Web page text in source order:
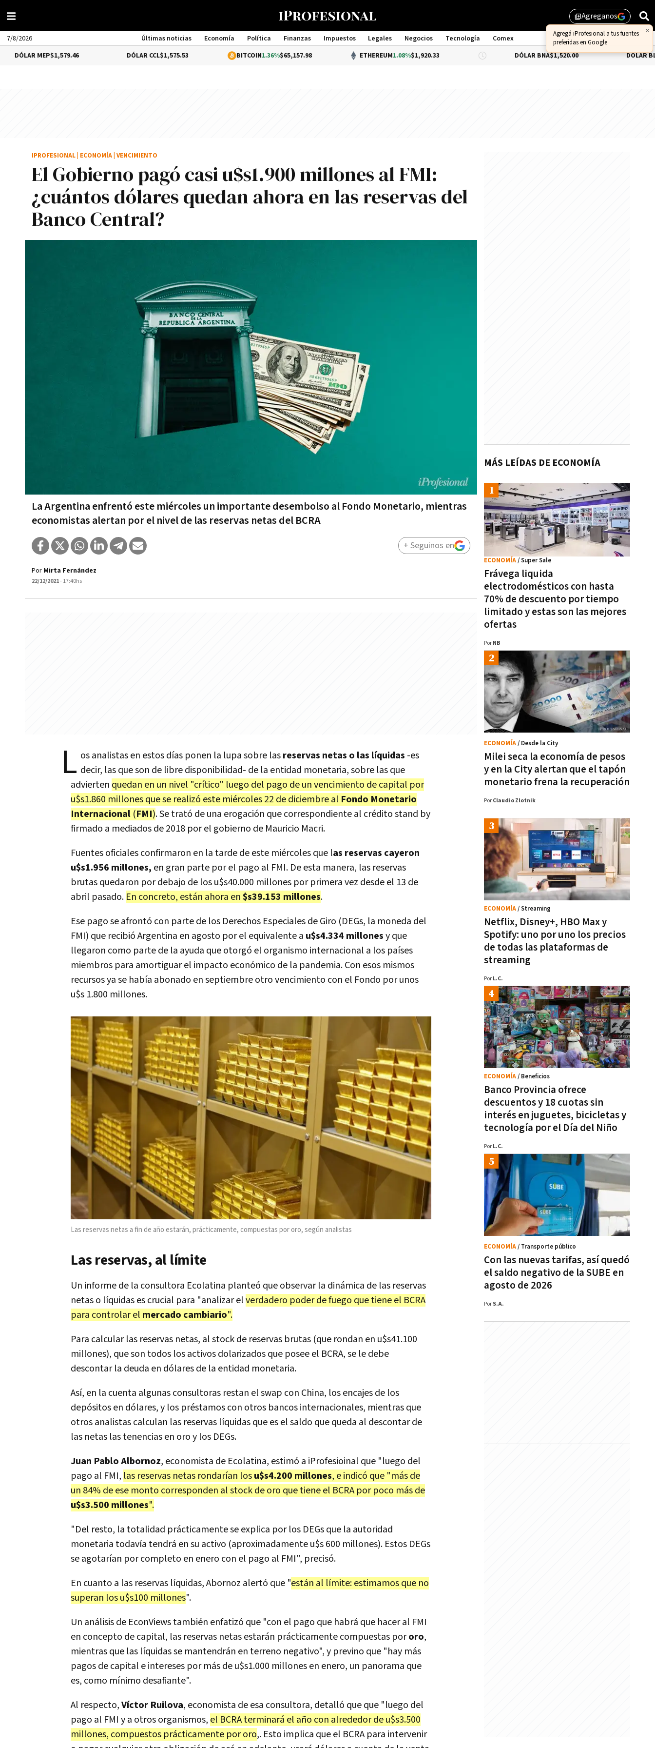
library_addAgreganos
7/8/2026 Últimas noticias Economía Política Finanzas Impuestos Legales Negocios Tecnología
Comex
Management
$1,579.46 $1,575.53 1.36%$65,157.98 ETHEREUM 1.08%$1,920.33 DÓLAR BNA $1,520.00 DÓLAR BLUE-0.66%
El Gobierno pagó casi u$s1.900 millones al FMI:
¿cuántos dólares quedan ahora en las reservas del
Banco Central?
La Argentina enfrentó este miércoles un importante desembolso al Fondo Monetario, mientras
economistas alertan por el nivel de las reservas netas del BCRA
IPROFESIONAL ECONOMÍA VENCIMIENTO
Por Mirta Fernández
22/12/2021- 17:40hs
+ Seguinos en
L os analistas en estos días ponen la lupa sobre lasreservas netas o las líquidas -es
decir, las que son de libre disponibilidad- de la entidad monetaria, sobre las que
advierten quedan en un nivel "crítico" luego del pago de un vencimiento de capital por
u$s1.860 millones que se realizó este miércoles 22 de diciembre al Fondo Monetario
Internacional (FMI). Se trató de una erogación que correspondiente al crédito stand by
firmado a mediados de 2018 por el gobierno de Mauricio Macri.
Fuentes oficiales confirmaron en la tarde de este miércoles que las reservas cayeron
u$s1.956 millones, en gran parte por el pago al FMI. De esta manera, las reservas
brutas quedaron por debajo de los u$s40.000 millones por primera vez desde el 13 de
abril pasado. En concreto, están ahora en$s39.153 millones.
Ese pago se afrontó con parte de los Derechos Especiales de Giro (DEGs, la moneda del
FMI) que recibió Argentina en agosto por el equivalente a u$s4.334 millonesy que
llegaron como parte de la ayuda que otorgó el organismo internacional a los países
miembros para amortiguar el impacto económico de la pandemia. Con esos mismos
recursos ya se había abonado en septiembre otro vencimiento con el Fondo por unos
u$s 1.800 millones.
Las reservas netas a fin de año estarán, prácticamente, compuestas por oro, según analistas
Las reservas, al límite
Un informe de la consultora Ecolatina planteó que observar la dinámica de las reservas
netas o líquidas es crucial para "analizar elverdadero poder de fuego que tiene el BCRA
para controlar el mercado cambiario".
Para calcular las reservas netas, al stock de reservas brutas (que rondan en u$s41.100
millones), que son todos los activos dolarizados que posee el BCRA, se le debe
descontar la deuda en dólares de la entidad monetaria.
Así, en la cuenta algunas consultoras restan el swap con China, los encajes de los
depósitos en dólares, y los préstamos con otros bancos internacionales, mientras que
otros analistas calculan las reservas líquidas que es el saldo que queda al descontar de
las netas las tenencias en oro y los DEGs.
Juan Pablo Albornoz, economista de Ecolatina, estimó a iProfesioinal que "luego del
pago al FMI, las reservas netas rondarían losu$s4.200 millones, e indicó que "más de
un 84% de ese monto corresponden al stock de oro que tiene el BCRA por poco más de
u$s3.500 millones".
"Del resto, la totalidad prácticamente se explica por los DEGs que la autoridad
monetaria todavía tendrá en su activo (aproximadamente u$s 600 millones). Estos DEGs
se agotarían por completo en enero con el pago al FMI", precisó.
En cuanto a las reservas líquidas, Abornoz alertó que "están al límite: estimamos que no
superan los u$s100 millones".
Un análisis de EconViews también enfatizó que "con el pago que habrá que hacer al FMI
en concepto de capital, las reservas netas estarán prácticamente compuestas pororo,
mientras que las líquidas se mantendrán en terreno negativo", y previno que "hay más
pagos de capital e intereses por más de u$s1.000 millones en enero, un panorama que
es, como mínimo desafiante".
Al respecto,Víctor Ruilova, economista de esa consultora, detalló que que "luego del
pago al FMI y a otros organismos, el BCRA terminará el año con alrededor de u$s3.500
millones, compuestos prácticamente por oro,. Esto implica que el BCRA para intervenir
MÁS LEÍDAS DE ECONOMÍA
Frávega liquida
electrodomésticos con hasta
70% de descuento por tiempo
limitado y estas son las mejores
ofertas
ECONOMÍA/ Super Sale
Por NB
Milei seca la economía de pesos
y en la City alertan que el tapón
monetario frena la recuperación
ECONOMÍA/ Desde la City
Por Claudio Zlotnik
Netflix, Disney+, HBO Max y
Spotify: uno por uno los precios
de todas las plataformas de
streaming
ECONOMÍA/ Streaming
Por L.C.
Banco Provincia ofrece
descuentos y 18 cuotas sin
interés en juguetes, bicicletas y
tecnología por el Día del Niño
ECONOMÍA/ Beneficios
Por L.C.
Con las nuevas tarifas, así quedó
el saldo negativo de la SUBE en
agosto de 2026
ECONOMÍA/ Transporte público
Por S.A.